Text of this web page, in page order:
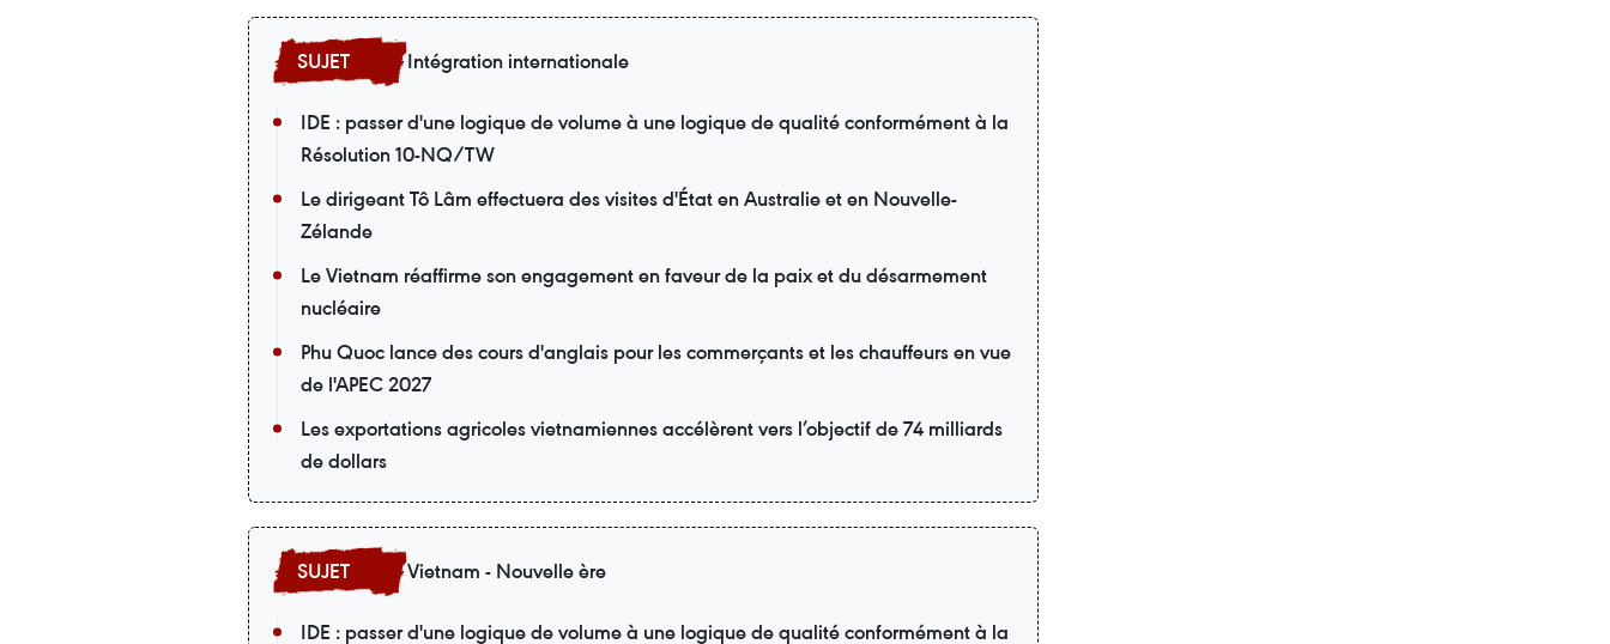
Intégration internationale
IDE : passer d'une logique de volume à une logique de qualité conformément à la
Résolution 10-NQ/TW
Le dirigeant Tô Lâm effectuera des visites d'État en Australie et en Nouvelle-
Zélande
Le Vietnam réaffirme son engagement en faveur de la paix et du désarmement
nucléaire
Phu Quoc lance des cours d'anglais pour les commerçants et les chauffeurs en vue
de l'APEC 2027
Les exportations agricoles vietnamiennes accélèrent vers l’objectif de 74 milliards
de dollars
Vietnam - Nouvelle ère
IDE : passer d'une logique de volume à une logique de qualité conformément à la